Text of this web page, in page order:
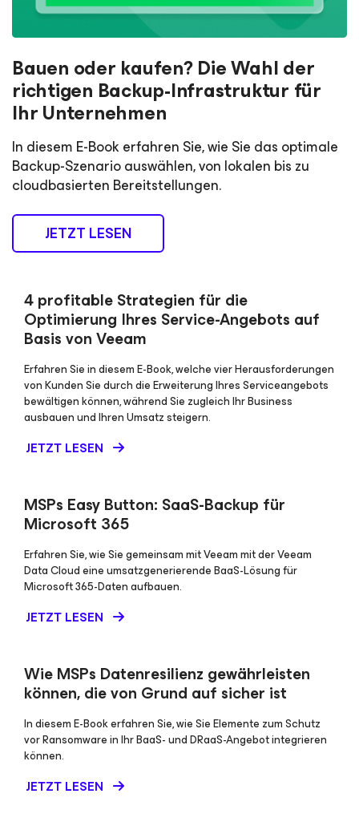
Bauen oder kaufen? Die Wahl der
richtigen Backup-Infrastruktur für
Ihr Unternehmen
In diesem E-Book erfahren Sie, wie Sie das optimale
Backup-Szenario auswählen, von lokalen bis zu
cloudbasierten Bereitstellungen.
JETZT LESEN
4 profitable Strategien für die
Optimierung Ihres Service-Angebots auf
Basis von Veeam
Erfahren Sie in diesem E-Book, welche vier Herausforderungen
von Kunden Sie durch die Erweiterung Ihres Serviceangebots
bewältigen können, während Sie zugleich Ihr Business
ausbauen und Ihren Umsatz steigern.
JETZT LESEN
MSPs Easy Button: SaaS-Backup für
Microsoft 365
Erfahren Sie, wie Sie gemeinsam mit Veeam mit der Veeam
Data Cloud eine umsatzgenerierende BaaS-Lösung für
Microsoft 365-Daten aufbauen.
JETZT LESEN
Wie MSPs Datenresilienz gewährleisten
können, die von Grund auf sicher ist
In diesem E-Book erfahren Sie, wie Sie Elemente zum Schutz
vor Ransomware in Ihr BaaS- und DRaaS-Angebot integrieren
können.
JETZT LESEN